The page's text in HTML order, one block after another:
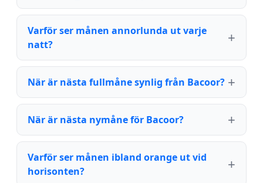
Varför ser månen annorlunda ut varje
natt?
När är nästa fullmåne synlig från Bacoor?
När är nästa nymåne för Bacoor?
Varför ser månen ibland orange ut vid
horisonten?